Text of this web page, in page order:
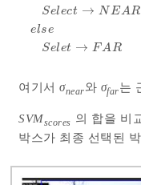
Select → N EAR
else
Selet → F AR
n ear> a r Selec
여기서 σnear와 σfar는
SVMscores 의 합을 비
박스가 최종 선택된